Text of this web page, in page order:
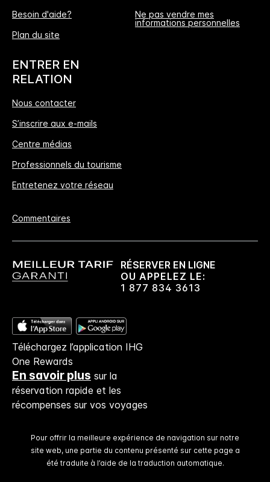
Besoin d'aide?
Plan du site
Ne pas vendre mes
informations personnelles
ENTRER EN
RELATION
Nous contacter
S’inscrire aux e-mails
Centre médias
Professionnels du tourisme
Entretenez votre réseau
Commentaires
RÉSERVER EN LIGNE
OU APPELEZ LE:
1 877 834 3613
Téléchargez l’application IHG
One Rewards
En savoir plus sur la
réservation rapide et les
récompenses sur vos voyages
L'Avantage Réservation Directe
MEILLEUR TARIF GARANTI
Nous vous promettons le prix le plus bas
et multiplierons les points IHG® One Rewards
offerts par 5, jusqu’à 40000-points au
maximum.
Votre chambre est garantie.
Pas de frais de réservation​!
facturés.
Votre vie privée est importante pour IHG, et
nous nous efforçons de la protéger. Tous les
renseignements personnels que vous donnez
sont cryptés et sécurisés.
Pour offrir la meilleure expérience de navigation sur notre
site web, une partie du contenu présenté sur cette page a
été traduite à l’aide de la traduction automatique.